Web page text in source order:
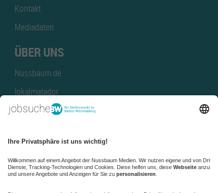
Kontakt
Mediadaten
ÜBER UNS
Nussbaum.de
lokalmatador
kaufinBW
NussbaumID
Nussbaum Medien